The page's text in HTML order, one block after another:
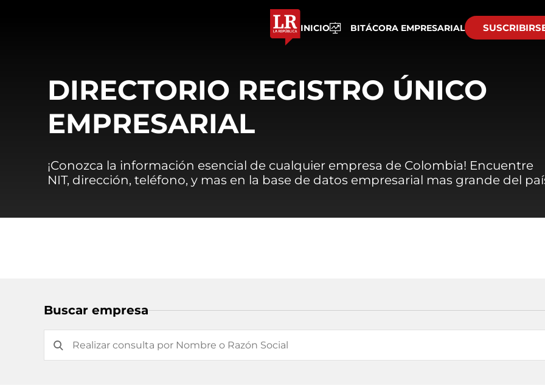
INICIO BITÁCORA EMPRESARIAL
DIRECTORIO REGISTRO ÚNICO
EMPRESARIAL
¡Conozca la información esencial de cualquier empresa de Colombia! Encuentre
NIT, dirección, teléfono, y mas en la base de datos empresarial mas grande del
Buscar empresa